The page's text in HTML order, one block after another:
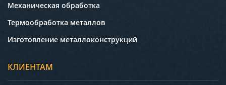
Механическая обработка
Термообработка металлов
Изготовление металлоконструкций
КЛИЕНТАМ